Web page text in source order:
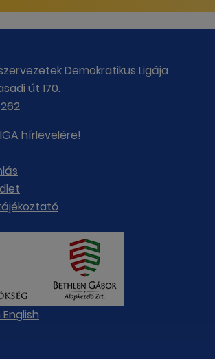
Demokratikus Ligája
út 170.
hírlevelére!